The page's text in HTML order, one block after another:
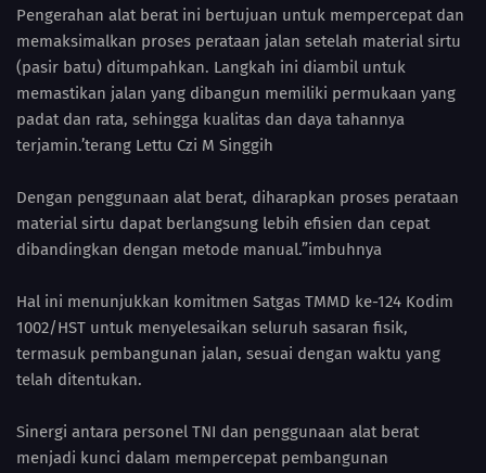
Pengerahan alat berat ini bertujuan untuk mempercepat dan
memaksimalkan proses perataan jalan setelah material sirtu
(pasir batu) ditumpahkan. Langkah ini diambil untuk
memastikan jalan yang dibangun memiliki permukaan yang
padat dan rata, sehingga kualitas dan daya tahannya
terjamin.’terang Lettu Czi M Singgih
Dengan penggunaan alat berat, diharapkan proses perataan
material sirtu dapat berlangsung lebih efisien dan cepat
dibandingkan dengan metode manual.”imbuhnya
Hal ini menunjukkan komitmen Satgas TMMD ke-124 Kodim
1002/HST untuk menyelesaikan seluruh sasaran fisik,
termasuk pembangunan jalan, sesuai dengan waktu yang
telah ditentukan.
Sinergi antara personel TNI dan penggunaan alat berat
menjadi kunci dalam mempercepat pembangunan